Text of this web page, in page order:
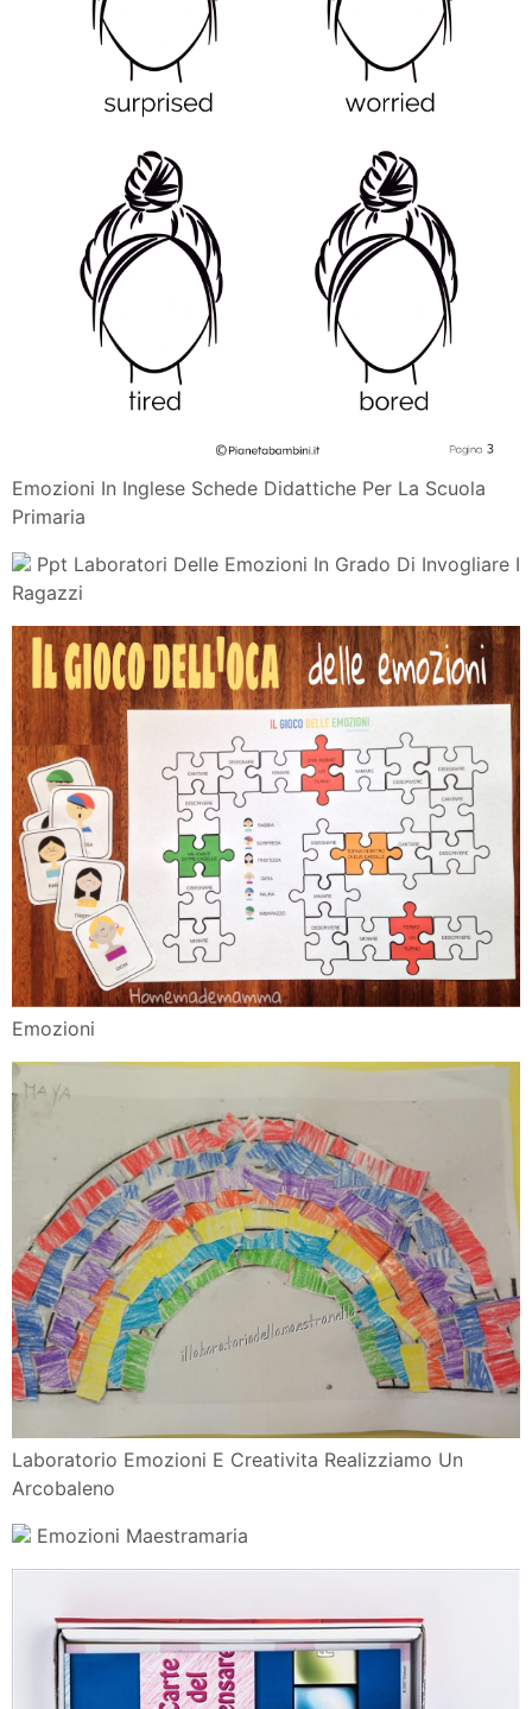
Emozioni In Inglese Schede Didattiche Per La Scuola
Primaria
Ppt Laboratori Delle Emozioni In Grado Di Invogliare I
Ragazzi
Emozioni
Laboratorio Emozioni E Creativita Realizziamo Un
Arcobaleno
Emozioni Maestramaria